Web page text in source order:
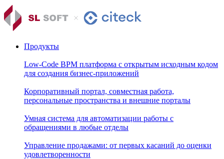
Продукты
Low-Code BPM платформа с открытым исходным кодом
для создания бизнес-приложений
Корпоративный портал, совместная работа,
персональные пространства и внешние порталы
Умная система для автоматизации работы с
обращениями в любые отделы
Управление продажами: от первых касаний до оценки
удовлетворенности